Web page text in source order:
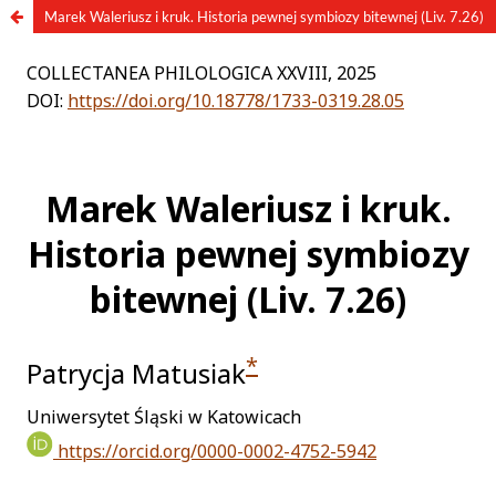
Marek Waleriusz i kruk. Historia pewnej symbiozy bitewnej (Liv. 7.26)